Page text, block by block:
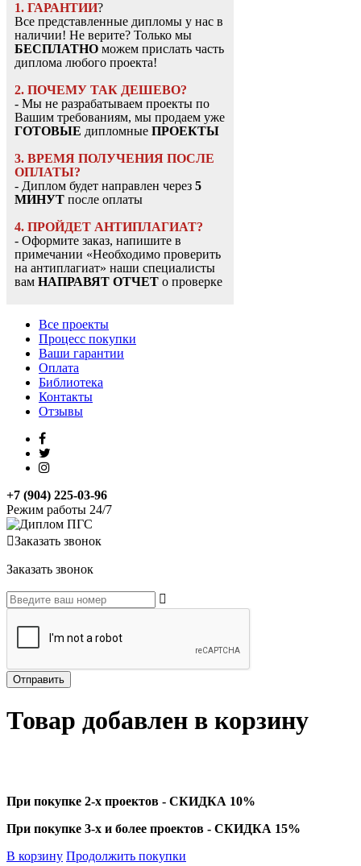
1. ГАРАНТИИ?
Все представленные дипломы у нас в
наличии! Не верите? Только мы
БЕСПЛАТНО можем прислать часть
диплома любого проекта!
2. ПОЧЕМУ ТАК ДЕШЕВО?
- Мы не разрабатываем проекты по
Вашим требованиям, мы продаем уже
ГОТОВЫЕ дипломные ПРОЕКТЫ
3. ВРЕМЯ ПОЛУЧЕНИЯ ПОСЛЕ
ОПЛАТЫ?
- Диплом будет направлен через 5
МИНУТ после оплаты
4. ПРОЙДЕТ АНТИПЛАГИАТ?
- Оформите заказ, напишите в
примечании «Необходимо проверить
на антиплагиат» наши специалисты
вам НАПРАВЯТ ОТЧЕТ о проверке
Все проекты
Процесс покупки
Ваши гарантии
Оплата
Библиотека
Контакты
Отзывы
+7 (904) 225-03-96
Режим работы 24/7
Заказать звонок
Заказать звонок
Товар добавлен в корзину
При покупке 2-х проектов - СКИДКА 10%
При покупке 3-х и более проектов - СКИДКА 15%
В корзину Продолжить покупки